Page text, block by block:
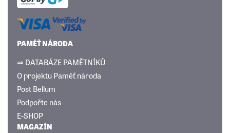
PAMĚŤ NÁRODA
⇒ DATABÁZE PAMĚTNÍKŮ
O projektu Paměť národa
Post Bellum
Podpořte nás
E-SHOP
MAGAZÍN